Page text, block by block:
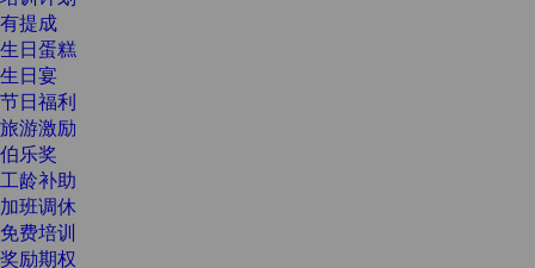
有提成
生日蛋糕
生日宴
节日福利
旅游激励
伯乐奖
工龄补助
加班调休
免费培训
奖励期权